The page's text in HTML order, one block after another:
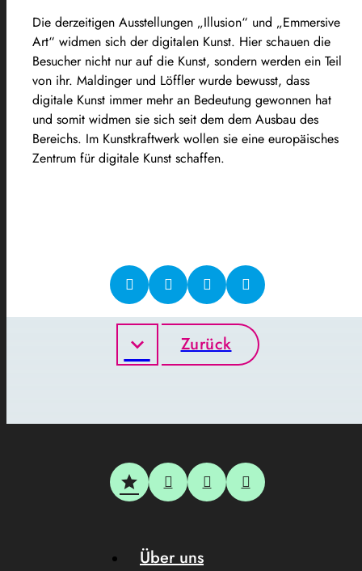
Die derzeitigen Ausstellungen „Illusion“ und „Emmersive
Art“ widmen sich der digitalen Kunst. Hier schauen die
Besucher nicht nur auf die Kunst, sondern werden ein Teil
von ihr. Maldinger und Löffler wurde bewusst, dass
digitale Kunst immer mehr an Bedeutung gewonnen hat
und somit widmen sie sich seit dem dem Ausbau des
Bereichs. Im Kunstkraftwerk wollen sie eine europäisches
Zentrum für digitale Kunst schaffen.
Zurück
Über uns